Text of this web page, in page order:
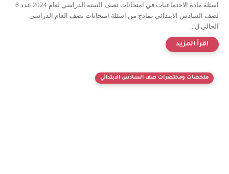
اسئلة مادة الاجتماعيات في امتحانات نصف السنه الدراسي لعام 2024 عدد 6
لصف السادس الابتدائي نماذج من اسئلة امتحانات نصف العام الدراسي
الحالي ل...
ملخصات ومختصرات صف السادس الابتدائي